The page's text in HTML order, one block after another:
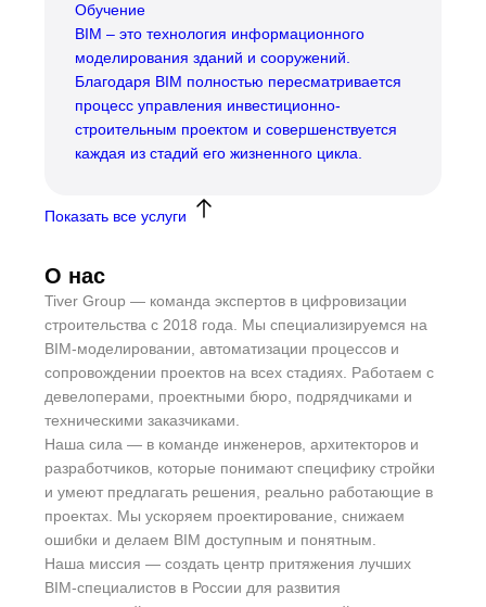
Обучение
BIM – это технология информационного
моделирования зданий и сооружений.
Благодаря BIM полностью пересматривается
процесс управления инвестиционно-
строительным проектом и совершенствуется
каждая из стадий его жизненного цикла.
Показать все услуги
О нас
Tiver Group — команда экспертов в цифровизации
строительства с 2018 года. Мы специализируемся на
BIM-моделировании, автоматизации процессов и
сопровождении проектов на всех стадиях. Работаем с
девелоперами, проектными бюро, подрядчиками и
техническими заказчиками.
Наша сила — в команде инженеров, архитекторов и
разработчиков, которые понимают специфику стройки
и умеют предлагать решения, реально работающие в
проектах. Мы ускоряем проектирование, снижаем
ошибки и делаем BIM доступным и понятным.
Наша миссия — создать центр притяжения лучших
BIM-специалистов в России для развития